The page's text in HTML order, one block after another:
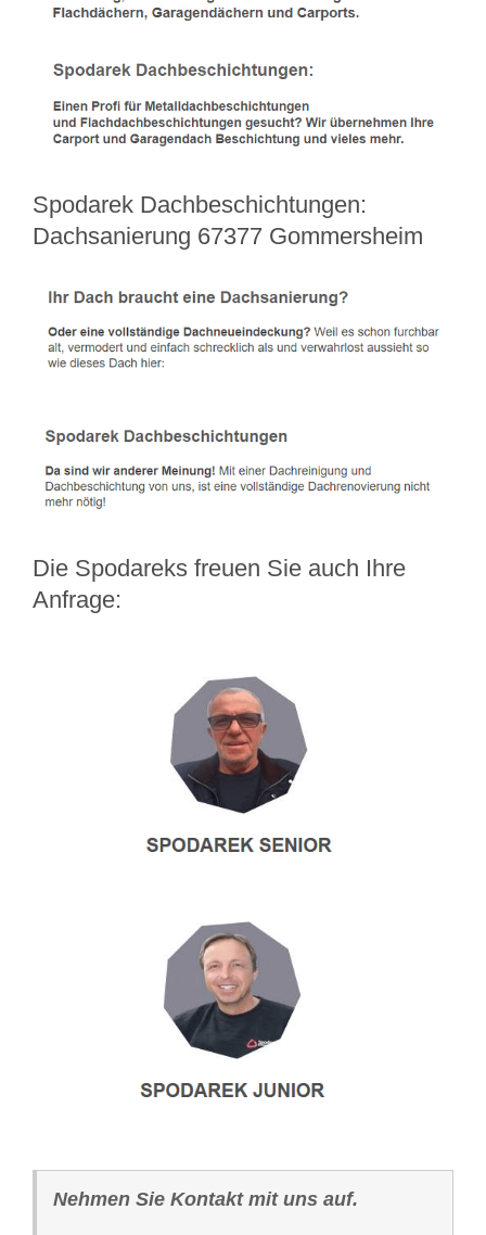
Spodarek Dachbeschichtungen:
Dachsanierung 67377 Gommersheim
Die Spodareks freuen Sie auch Ihre
Anfrage:
Nehmen Sie Kontakt mit uns auf.